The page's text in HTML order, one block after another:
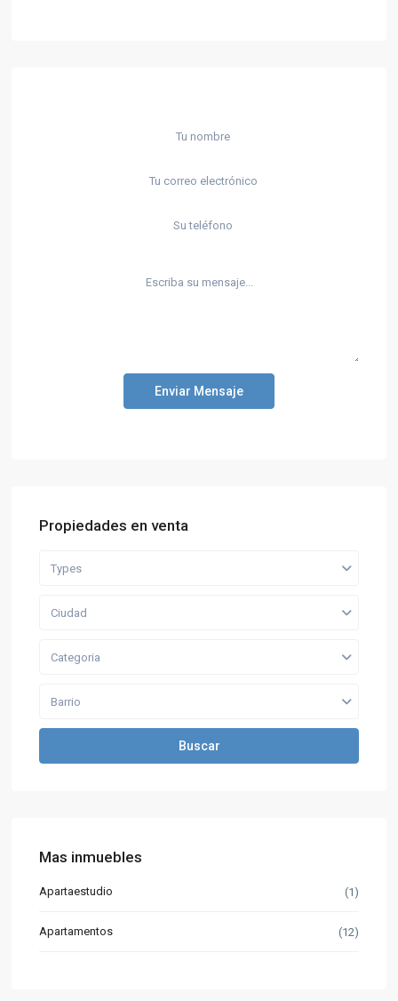
Enviar Mensaje
Propiedades en venta
Types
Ciudad
Categoria
Barrio
Buscar
Mas inmuebles
Apartaestudio (1)
Apartamentos (12)